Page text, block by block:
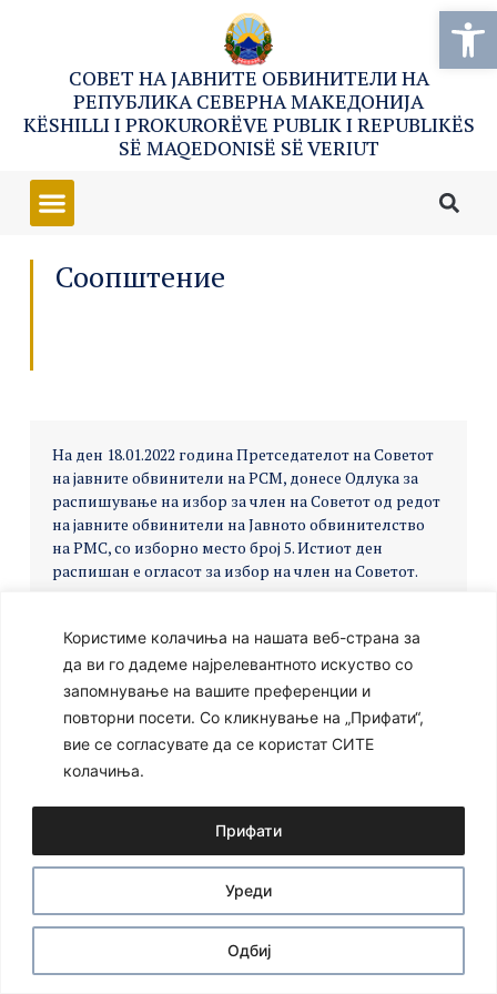
Користиме колачиња на нашата веб-страна за
да ви го дадеме најрелевантното искуство со
запомнување на вашите преференции и
повторни посети. Со кликнување на „Прифати“,
вие се согласувате да се користат СИТЕ
колачиња.
Уреди
Одбиј
Прифати
СОВЕТ НА ЈАВНИТЕ ОБВИНИТЕЛИ НА
РЕПУБЛИКА СЕВЕРНА МАКЕДОНИЈА
KËSHILLI I PROKURORËVE PUBLIK I REPUBLIKËS
SË MAQEDONISË SË VERIUT
Соопштение
На ден 18.01.2022 година Претседателот на Советот
на јавните обвинители на РСМ, донесе Одлука за
распишување на избор за член на Советот од редот
на јавните обвинители на Јавното обвинителство
на РМС, со изборно место број 5. Истиот ден
распишан е огласот за избор на член на Советот.
Ⓒ 2024 – Сите права се задржани Developed by: